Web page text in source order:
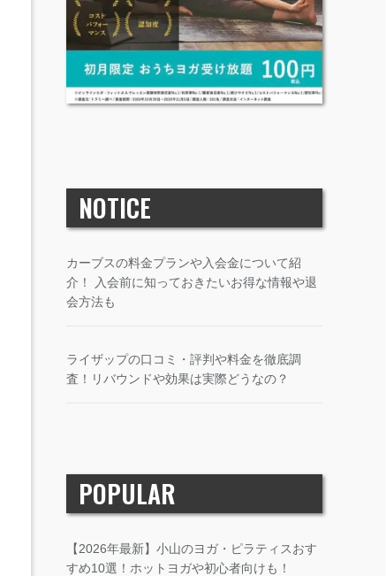
NOTICE
カーブスの料金プランや入会金について紹
介！ 入会前に知っておきたいお得な情報や退
会方法も
ライザップの口コミ・評判や料金を徹底調
査！リバウンドや効果は実際どうなの？
POPULAR
【2026年最新】小山のヨガ・ピラティスおす
すめ10選！ホットヨガや初心者向けも！